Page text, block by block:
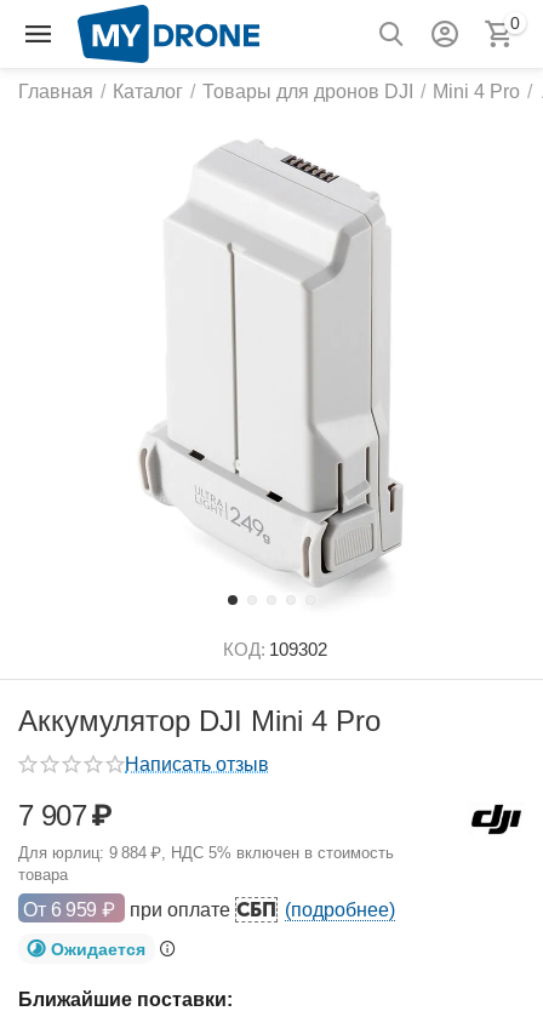
0
Главная / Каталог / Товары для дронов DJI / Mini 4 Pro /
КОД: 109302
Аккумулятор DJI Mini 4 Pro
Написать отзыв
7 907₽
Для юрлиц: 9 884 ₽, НДС 5% включен в стоимость
товара
От 6 959 ₽ при оплате СБП (подробнее)
Ожидается
Ближайшие поставки: